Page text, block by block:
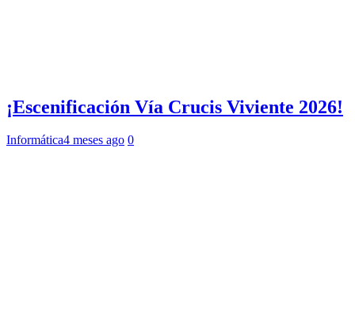
¡Escenificación Vía Crucis Viviente 2026!
Informática4 meses ago 0